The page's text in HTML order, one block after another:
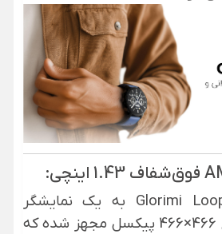
ساعت هوشمند Glorimi Loop به یک نمایشگر
AMOLED با وضوح 466×466 پیکسل مجهز شده که